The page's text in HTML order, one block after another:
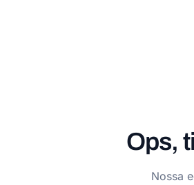
Ops,
Nossa